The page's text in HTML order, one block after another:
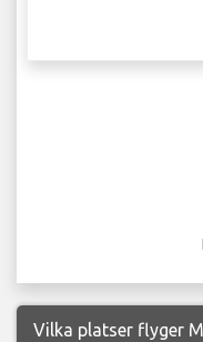
Vilka platser flyger